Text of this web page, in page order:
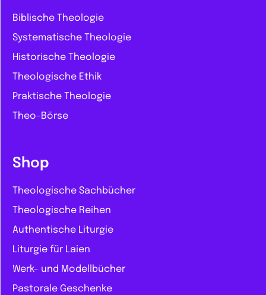
Biblische Theologie
Systematische Theologie
Historische Theologie
Theologische Ethik
Praktische Theologie
Theo-Börse
Shop
Theologische Sachbücher
Theologische Reihen
Authentische Liturgie
Liturgie für Laien
Werk- und Modellbücher
Pastorale Geschenke